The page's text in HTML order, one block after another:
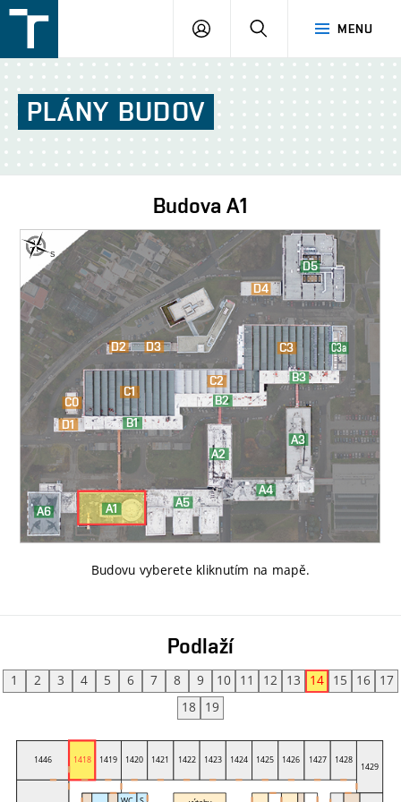
v
Brně
MENU
PŘIHLÁŠENÍ
PLÁNY BUDOV
Budova A1
Budovu vyberete kliknutím na mapě.
Podlaží
1 2 3 4 5 6 7 8 9 10 11 12 13 14 15 16
17
18
19